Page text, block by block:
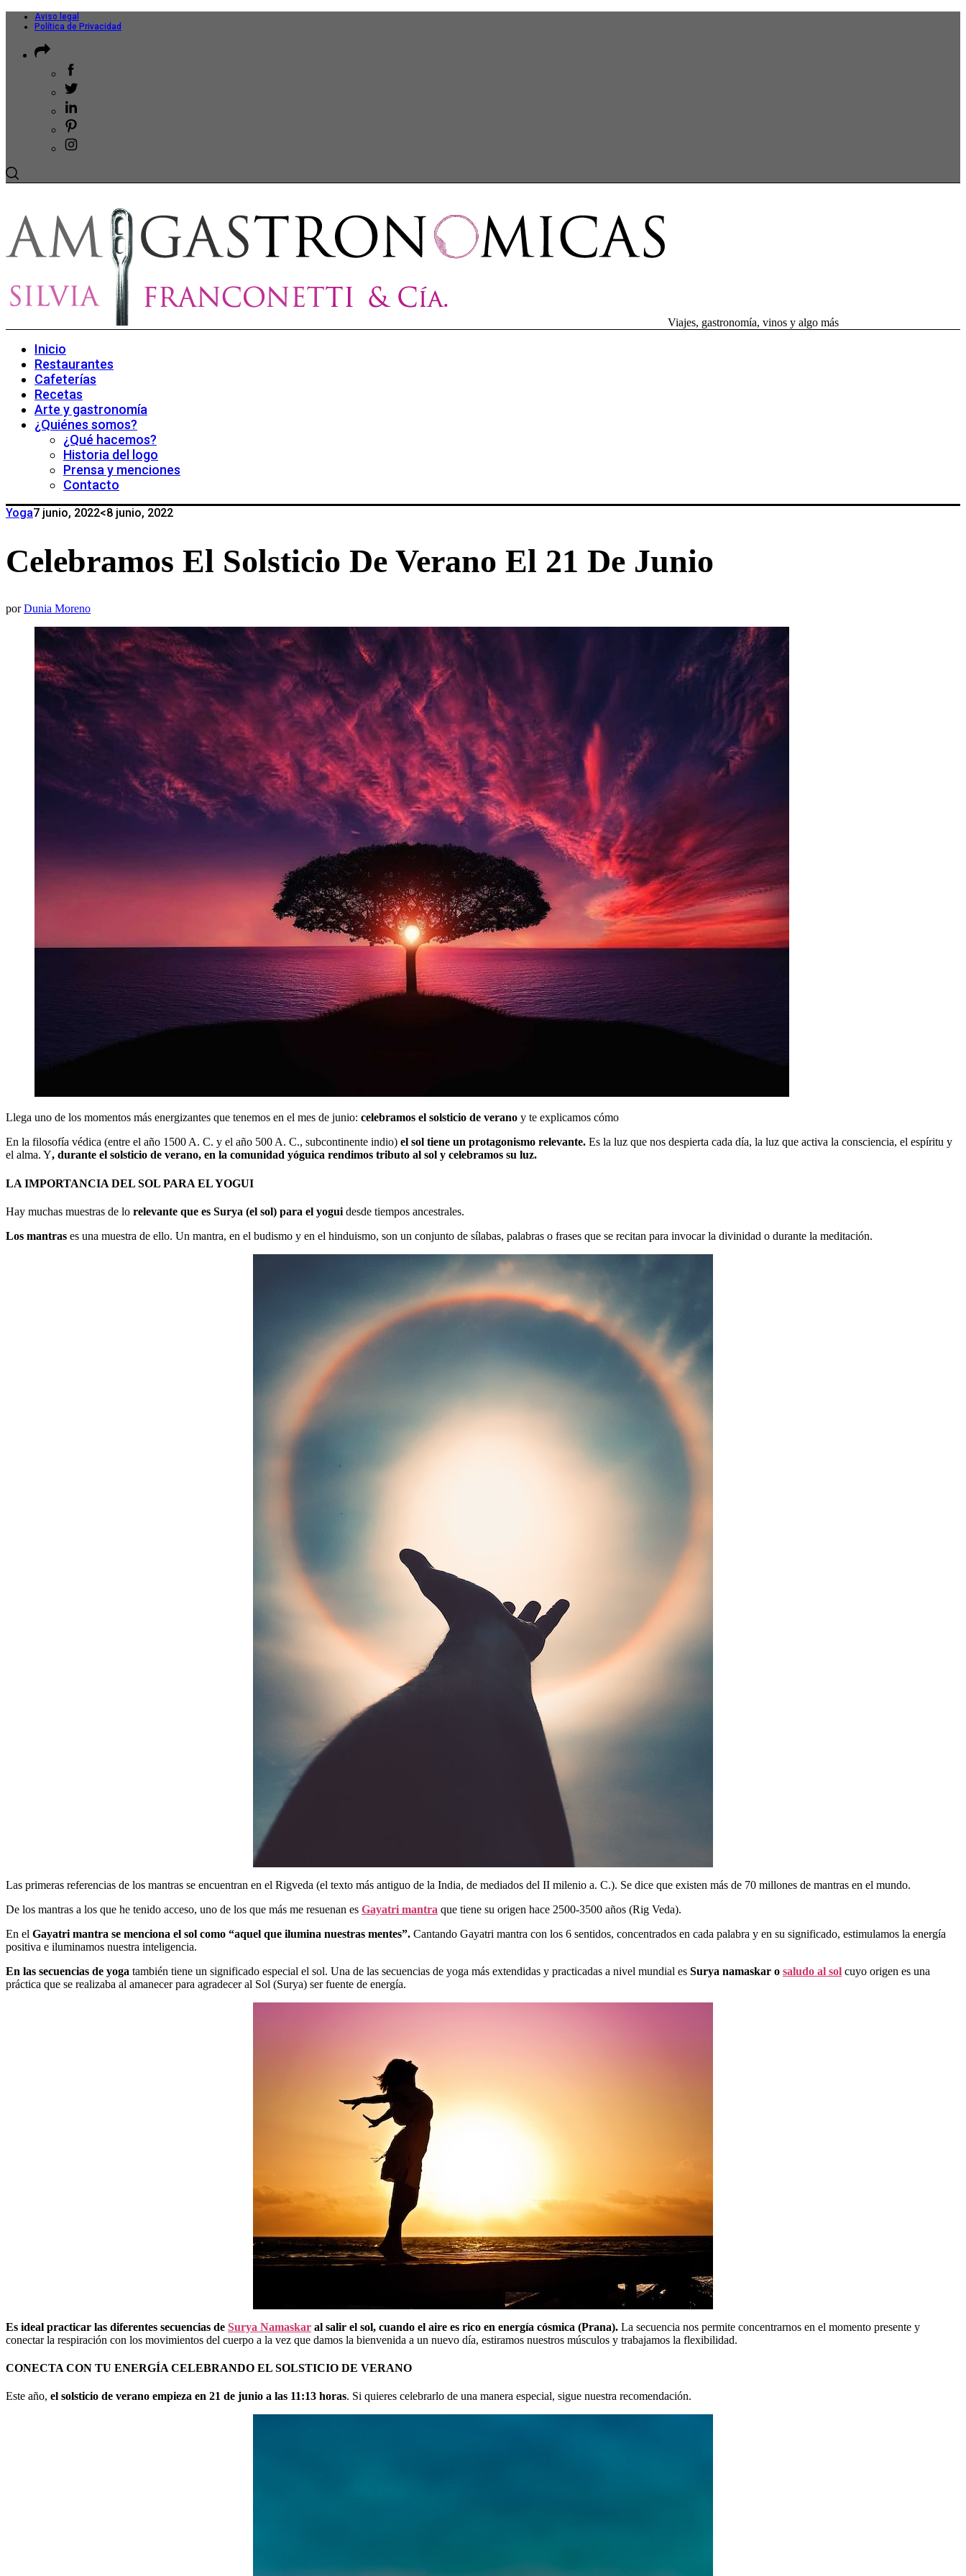
Aviso legal
Política de Privacidad
Viajes, gastronomía, vinos y algo más
Inicio
Restaurantes
Cafeterías
Recetas
Arte y gastronomía
¿Quiénes somos?
¿Qué hacemos?
Historia del logo
Prensa y menciones
Contacto
Yoga7 junio, 2022<8 junio, 2022
Celebramos El Solsticio De Verano El 21 De Junio
por Dunia Moreno
Llega uno de los momentos más energizantes que tenemos en el mes de junio: celebramos el solsticio de verano y te explicamos cómo
En la filosofía védica (entre el año 1500 A. C. y el año 500 A. C., subcontinente indio) el sol tiene un protagonismo relevante. Es la luz que nos despierta cada día, la luz que activa la consciencia, el espíritu y
el alma. Y, durante el solsticio de verano, en la comunidad yóguica rendimos tributo al sol y celebramos su luz.
LA IMPORTANCIA DEL SOL PARA EL YOGUI
Hay muchas muestras de lo relevante que es Surya (el sol) para el yogui desde tiempos ancestrales.
Los mantras es una muestra de ello. Un mantra, en el budismo y en el hinduismo, son un conjunto de sílabas, palabras o frases que se recitan para invocar la divinidad o durante la meditación.
Las primeras referencias de los mantras se encuentran en el Rigveda (el texto más antiguo de la India, de mediados del II milenio a. C.). Se dice que existen más de 70 millones de mantras en el mundo.
De los mantras a los que he tenido acceso, uno de los que más me resuenan es Gayatri mantra que tiene su origen hace 2500-3500 años (Rig Veda).
En el Gayatri mantra se menciona el sol como “aquel que ilumina nuestras mentes”. Cantando Gayatri mantra con los 6 sentidos, concentrados en cada palabra y en su significado, estimulamos la energía
positiva e iluminamos nuestra inteligencia.
En las secuencias de yoga también tiene un significado especial el sol. Una de las secuencias de yoga más extendidas y practicadas a nivel mundial es Surya namaskar o saludo al sol cuyo origen es una
práctica que se realizaba al amanecer para agradecer al Sol (Surya) ser fuente de energía.
Es ideal practicar las diferentes secuencias de Surya Namaskar al salir el sol, cuando el aire es rico en energía cósmica (Prana). La secuencia nos permite concentrarnos en el momento presente y
conectar la respiración con los movimientos del cuerpo a la vez que damos la bienvenida a un nuevo día, estiramos nuestros músculos y trabajamos la flexibilidad.
CONECTA CON TU ENERGÍA CELEBRANDO EL SOLSTICIO DE VERANO
Este año, el solsticio de verano empieza en 21 de junio a las 11:13 horas. Si quieres celebrarlo de una manera especial, sigue nuestra recomendación.